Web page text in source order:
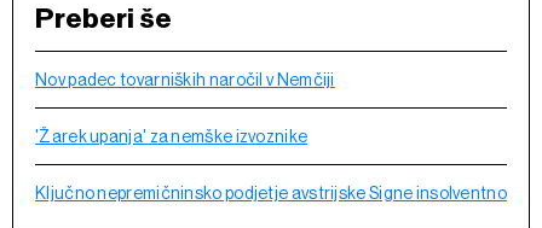
Preberi še
Nov padec tovarniških naročil v Nemčiji
'Žarek upanja' za nemške izvoznike
Ključno nepremičninsko podjetje avstrijske Signe insolventno